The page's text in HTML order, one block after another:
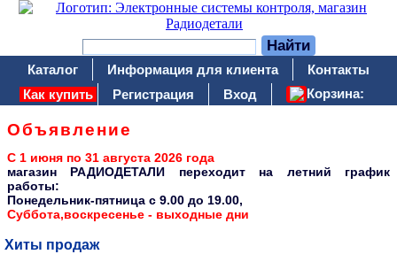
Каталог Информация для клиента
Контакты
Как купить
Регистрация Вход Корзина:
Объявление
С 1 июня по 31 августа 2026 года
магазин РАДИОДЕТАЛИ переходит на летний график
работы:
Понедельник-пятница c 9.00 до 19.00,
Суббота,воскресенье - выходные дни
Хиты продаж